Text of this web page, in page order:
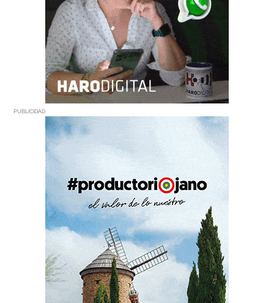
PUBLICIDAD